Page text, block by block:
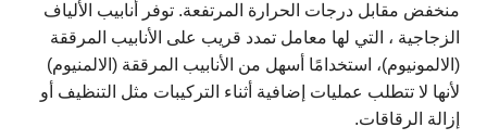
منخفض مقابل درجات الحرارة المرتفعة. توفر أنابيب الألياف
الزجاجية ، التي لها معامل تمدد قريب على الأنابيب المرققة
(الالمونيوم)، استخدامًا أسهل من الأنابيب المرققة (الالمنيوم)
لأنها لا تتطلب عمليات إضافية أثناء التركيبات مثل التنظيف أو
إزالة الرقاقات.